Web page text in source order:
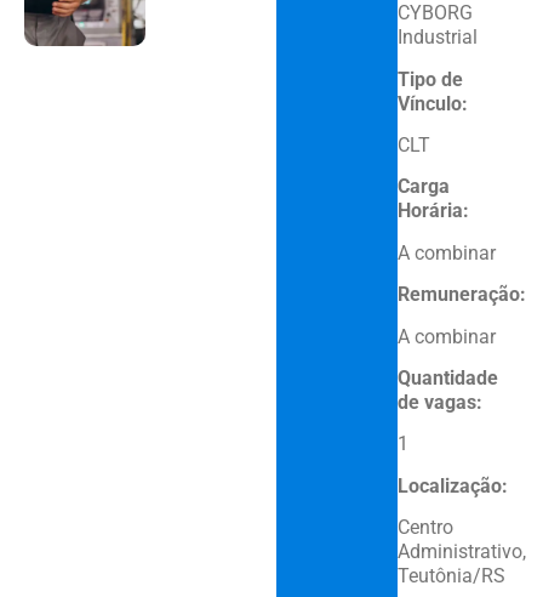
CYBORG
Industrial
Tipo de
Vínculo:
CLT
Carga
Horária:
A combinar
Remuneração:
A combinar
Quantidade
de vagas:
1
Localização:
Centro
Administrativo,
Teutônia/RS